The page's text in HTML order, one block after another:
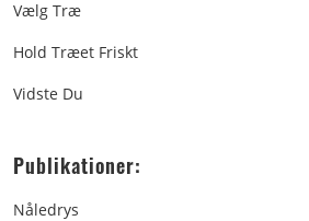
Vælg Træ
Hold Træet Friskt
Vidste Du
Publikationer:
Nåledrys